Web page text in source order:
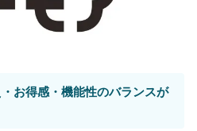
お得感・機能性のバランスが